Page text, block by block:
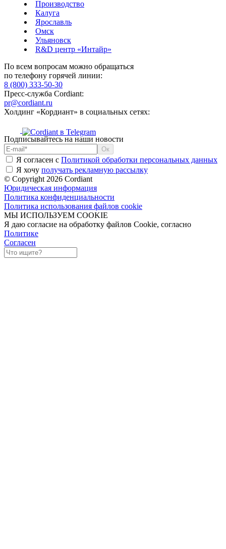
Производство
Калуга
Ярославль
Омск
Ульяновск
R&D центр «Интайр»
По всем вопросам можно обращаться
по телефону горячей линии:
8 (800) 333-50-30
Пресс-служба Cordiant:
pr@cordiant.ru
Холдинг «Кордиант» в социальных сетях:
Подписывайтесь на наши новости
Я согласен с Политикой обработки персональных данных
Я хочу получать рекламную рассылку
© Copyright 2026 Cordiant
Юридическая информация
Политика конфиденциальности
Политика использования файлов cookie
МЫ ИСПОЛЬЗУЕМ COOKIE
Я даю согласие на обработку файлов Cookie, согласно
Политике
Согласен